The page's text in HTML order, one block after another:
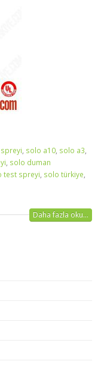
, solo a10, solo a3,
, solo duman
test spreyi, solo türkiye,
Daha fazla oku...